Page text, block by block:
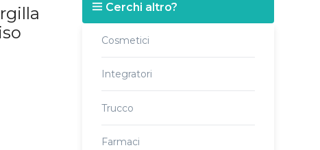
Cerchi altro?
Cosmetici
Integratori
Trucco
Farmaci